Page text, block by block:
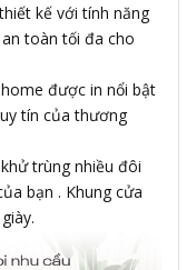
kế với tính năng
toàn tối đa cho
được in nổi bật
tín của thương
trùng nhiều đôi
bạn . Khung cửa